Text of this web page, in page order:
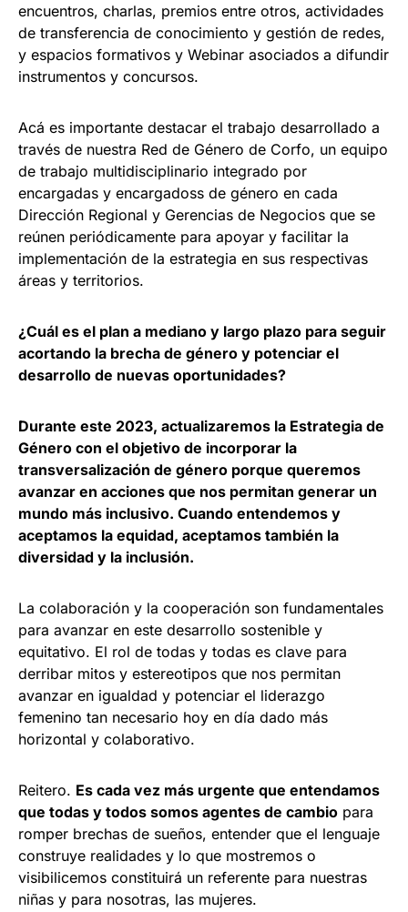
encuentros, charlas, premios entre otros, actividades
de transferencia de conocimiento y gestión de redes,
y espacios formativos y Webinar asociados a difundir
instrumentos y concursos.
Acá es importante destacar el trabajo desarrollado a
través de nuestra Red de Género de Corfo, un equipo
de trabajo multidisciplinario integrado por
encargadas y encargadoss de género en cada
Dirección Regional y Gerencias de Negocios que se
reúnen periódicamente para apoyar y facilitar la
implementación de la estrategia en sus respectivas
áreas y territorios.
¿Cuál es el plan a mediano y largo plazo para seguir
acortando la brecha de género y potenciar el
desarrollo de nuevas oportunidades?
Durante este 2023, actualizaremos la Estrategia de
Género con el objetivo de incorporar la
transversalización de género porque queremos
avanzar en acciones que nos permitan generar un
mundo más inclusivo. Cuando entendemos y
aceptamos la equidad, aceptamos también la
diversidad y la inclusión.
La colaboración y la cooperación son fundamentales
para avanzar en este desarrollo sostenible y
equitativo. El rol de todas y todas es clave para
derribar mitos y estereotipos que nos permitan
avanzar en igualdad y potenciar el liderazgo
femenino tan necesario hoy en día dado más
horizontal y colaborativo.
Reitero. Es cada vez más urgente que entendamos
que todas y todos somos agentes de cambio para
romper brechas de sueños, entender que el lenguaje
construye realidades y lo que mostremos o
visibilicemos constituirá un referente para nuestras
niñas y para nosotras, las mujeres.